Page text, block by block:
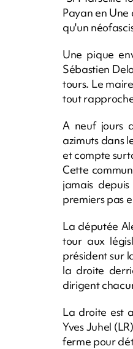
Payan en
qu'un
Une pique
Sébastien
tours. Le
tout
A neuf jours
azimuts dans
et compte
Cette
jamais
premiers pas
La députée
tour aux
président sur
la droite
dirigent
La droite est
Yves Juhel
ferme pour